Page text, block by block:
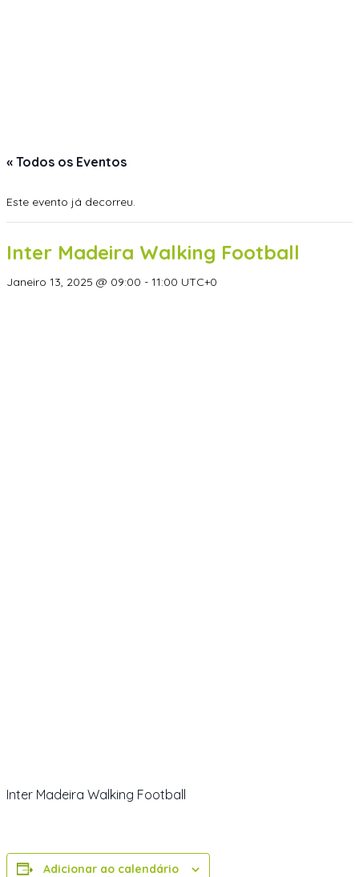
« Todos os Eventos
Este evento já decorreu.
Inter Madeira Walking Football
Janeiro 13, 2025 @ 09:00 - 11:00 UTC+0
Inter Madeira Walking Football
Adicionar ao calendário